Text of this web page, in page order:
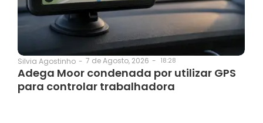
Silvia Agostinho - 7 de Agosto, 2026 - 18:28
Adega Moor condenada por utilizar GPS
para controlar trabalhadora